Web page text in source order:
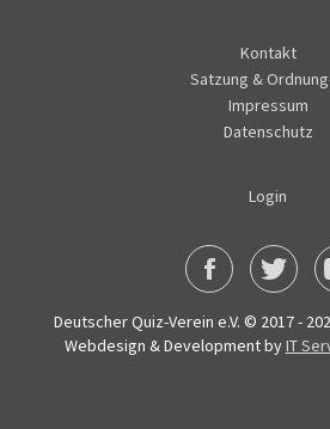
Kontakt
Satzung &
Impressum
Datenschutz
Login
Deutscher Quiz-Verein e.V. © 2017 -
Webdesign & Development byIT